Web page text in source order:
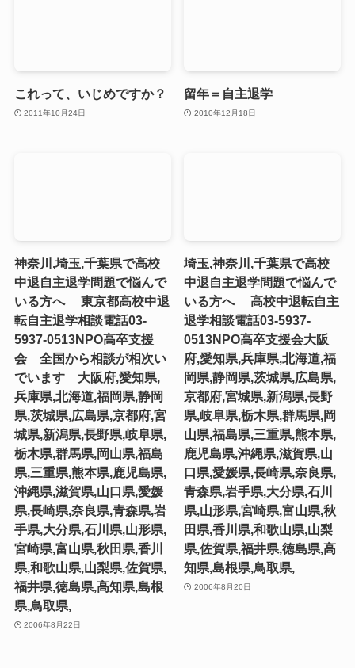
これって、いじめですか？
2011年10月24日
留年＝自主退学
2010年12月18日
神奈川,埼玉,千葉県で高校
中退自主退学問題で悩んで
いる方へ 東京都高校中退
転自主退学相談電話03-
5937-0513NPO高卒支援
会 全国から相談が相次い
でいます 大阪府,愛知県,
兵庫県,北海道,福岡県,静岡
県,茨城県,広島県,京都府,宮
城県,新潟県,長野県,岐阜県,
栃木県,群馬県,岡山県,福島
県,三重県,熊本県,鹿児島県,
沖縄県,滋賀県,山口県,愛媛
県,長崎県,奈良県,青森県,岩
手県,大分県,石川県,山形県,
宮崎県,富山県,秋田県,香川
県,和歌山県,山梨県,佐賀県,
福井県,徳島県,高知県,島根
県,鳥取県,
2006年8月22日
埼玉,神奈川,千葉県で高校
中退自主退学問題で悩んで
いる方へ 高校中退転自主
退学相談電話03-5937-
0513NPO高卒支援会大阪
府,愛知県,兵庫県,北海道,福
岡県,静岡県,茨城県,広島県,
京都府,宮城県,新潟県,長野
県,岐阜県,栃木県,群馬県,岡
山県,福島県,三重県,熊本県,
鹿児島県,沖縄県,滋賀県,山
口県,愛媛県,長崎県,奈良県,
青森県,岩手県,大分県,石川
県,山形県,宮崎県,富山県,秋
田県,香川県,和歌山県,山梨
県,佐賀県,福井県,徳島県,高
知県,島根県,鳥取県,
2006年8月20日